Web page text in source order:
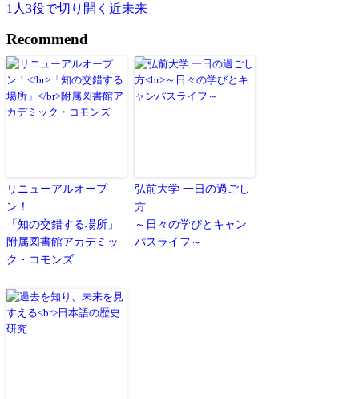
1人3役で切り開く近未来
Recommend
リニューアルオープ
ン！
「知の交錯する場所」
附属図書館アカデミッ
ク・コモンズ
弘前大学 一日の過ごし
方
～日々の学びとキャン
パスライフ～